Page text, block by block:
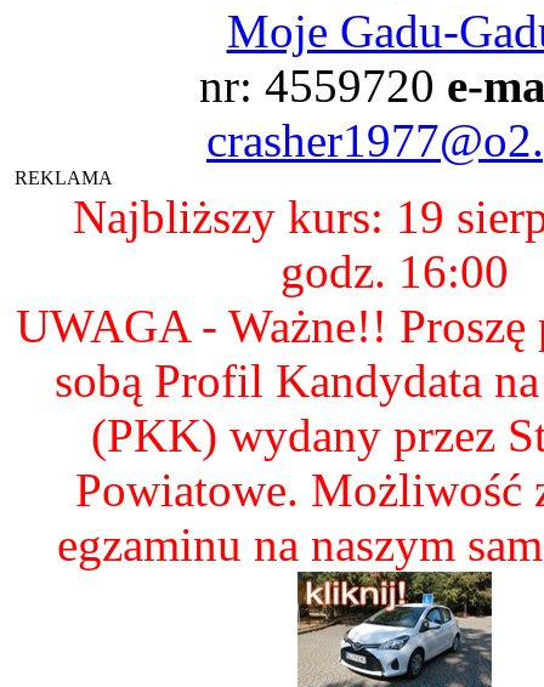
Moje Gadu-
nr: 4559720 e-
REKLAMA
Najbliższy kurs: 19
godz. 16:00
UWAGA - Ważne!! Proszę
sobą Profil Kandydata
(PKK) wydany przez
Powiatowe. Możliwość
egzaminu na naszym